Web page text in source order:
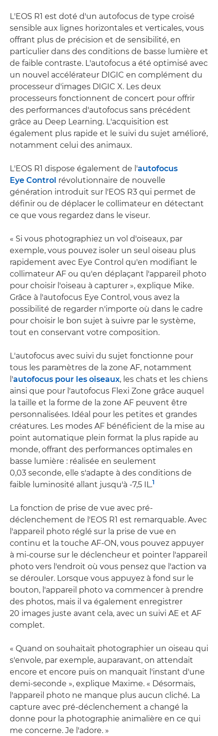
L'EOS R1 est doté d'un autofocus de type croisé
sensible aux lignes horizontales et verticales, vous
offrant plus de précision et de sensibilité, en
particulier dans des conditions de basse lumière et
de faible contraste. L'autofocus a été optimisé avec
un nouvel accélérateur DIGIC en complément du
processeur d'images DIGIC X. Les deux
processeurs fonctionnent de concert pour offrir
des performances d'autofocus sans précédent
grâce au Deep Learning. L'acquisition est
également plus rapide et le suivi du sujet amélioré,
notamment celui des animaux.
L'EOS R1 dispose également de l'autofocus
Eye Control révolutionnaire de nouvelle
génération introduit sur l'EOS R3 qui permet de
définir ou de déplacer le collimateur en détectant
ce que vous regardez dans le viseur.
« Si vous photographiez un vol d'oiseaux, par
exemple, vous pouvez isoler un seul oiseau plus
rapidement avec Eye Control qu'en modifiant le
collimateur AF ou qu'en déplaçant l'appareil photo
pour choisir l'oiseau à capturer », explique Mike.
Grâce à l'autofocus Eye Control, vous avez la
possibilité de regarder n'importe où dans le cadre
pour choisir le bon sujet à suivre par le système,
tout en conservant votre composition.
L'autofocus avec suivi du sujet fonctionne pour
tous les paramètres de la zone AF, notamment
l'autofocus pour les oiseaux, les chats et les chiens
ainsi que pour l'autofocus Flexi Zone grâce auquel
la taille et la forme de la zone AF peuvent être
personnalisées. Idéal pour les petites et grandes
créatures. Les modes AF bénéficient de la mise au
point automatique plein format la plus rapide au
monde, offrant des performances optimales en
basse lumière : réalisée en seulement
0,03 seconde, elle s'adapte à des conditions de
faible luminosité allant jusqu'à -7,5 IL.1
La fonction de prise de vue avec pré-
déclenchement de l'EOS R1 est remarquable. Avec
l'appareil photo réglé sur la prise de vue en
continu et la touche AF-ON, vous pouvez appuyer
à mi-course sur le déclencheur et pointer l'appareil
photo vers l'endroit où vous pensez que l'action va
se dérouler. Lorsque vous appuyez à fond sur le
bouton, l'appareil photo va commencer à prendre
des photos, mais il va également enregistrer
20 images juste avant cela, avec un suivi AE et AF
complet.
« Quand on souhaitait photographier un oiseau qui
s'envole, par exemple, auparavant, on attendait
encore et encore puis on manquait l'instant d'une
demi-seconde », explique Maxime. « Désormais,
l'appareil photo ne manque plus aucun cliché. La
capture avec pré-déclenchement a changé la
donne pour la photographie animalière en ce qui
me concerne. Je l'adore. »